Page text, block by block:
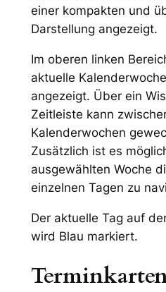
einer kompakten und
Darstellung angezeigt.
Im oberen linken
aktuelle
angezeigt. Über ein
Zeitleiste kann
Kalenderwochen
Zusätzlich ist es
ausgewählten Woche
einzelnen Tagen zu
Der aktuelle Tag auf
wird Blau markiert.